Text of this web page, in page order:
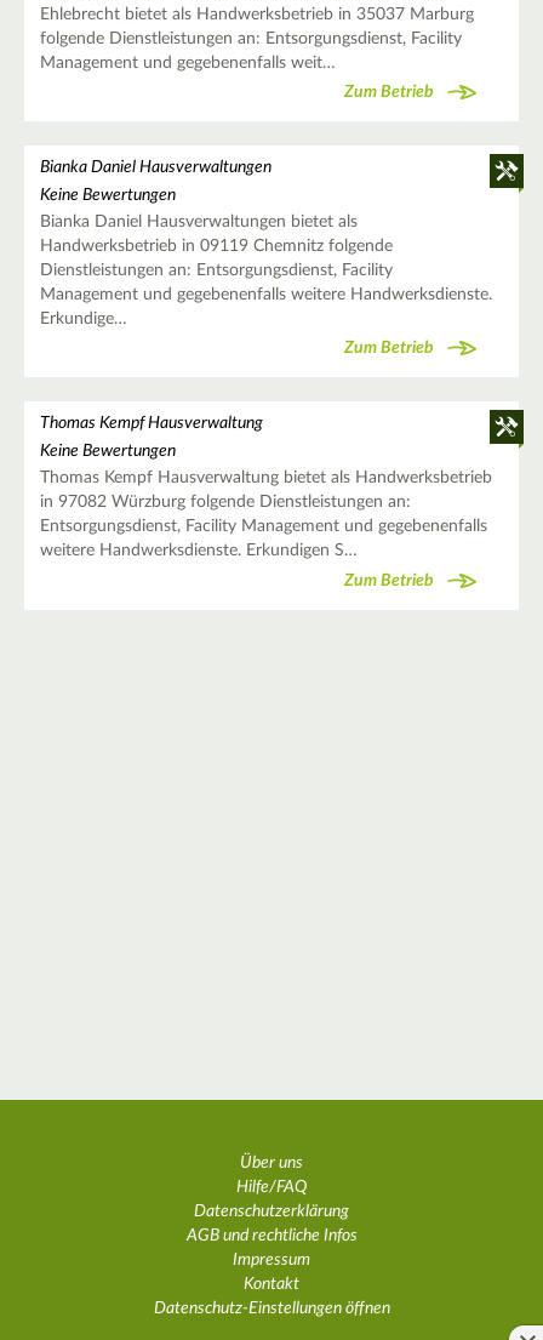
Ehlebrecht bietet als Handwerksbetrieb in 35037 Marburg
folgende Dienstleistungen an: Entsorgungsdienst, Facility
Management und gegebenenfalls weit…
Zum Betrieb
Bianka Daniel Hausverwaltungen
Keine Bewertungen
Bianka Daniel Hausverwaltungen bietet als
Handwerksbetrieb in 09119 Chemnitz folgende
Dienstleistungen an: Entsorgungsdienst, Facility
Management und gegebenenfalls weitere Handwerksdienste.
Erkundige…
Zum Betrieb
Thomas Kempf Hausverwaltung
Keine Bewertungen
Thomas Kempf Hausverwaltung bietet als Handwerksbetrieb
in 97082 Würzburg folgende Dienstleistungen an:
Entsorgungsdienst, Facility Management und gegebenenfalls
weitere Handwerksdienste. Erkundigen S…
Zum Betrieb
Über uns
Hilfe/FAQ
Datenschutzerklärung
AGB und rechtliche Infos
Impressum
Kontakt
Datenschutz-Einstellungen öffnen